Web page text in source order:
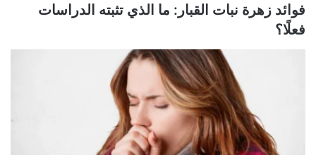
فوائد زهرة نبات القبار: ما الذي تثبته الدراسات
فعلًا؟